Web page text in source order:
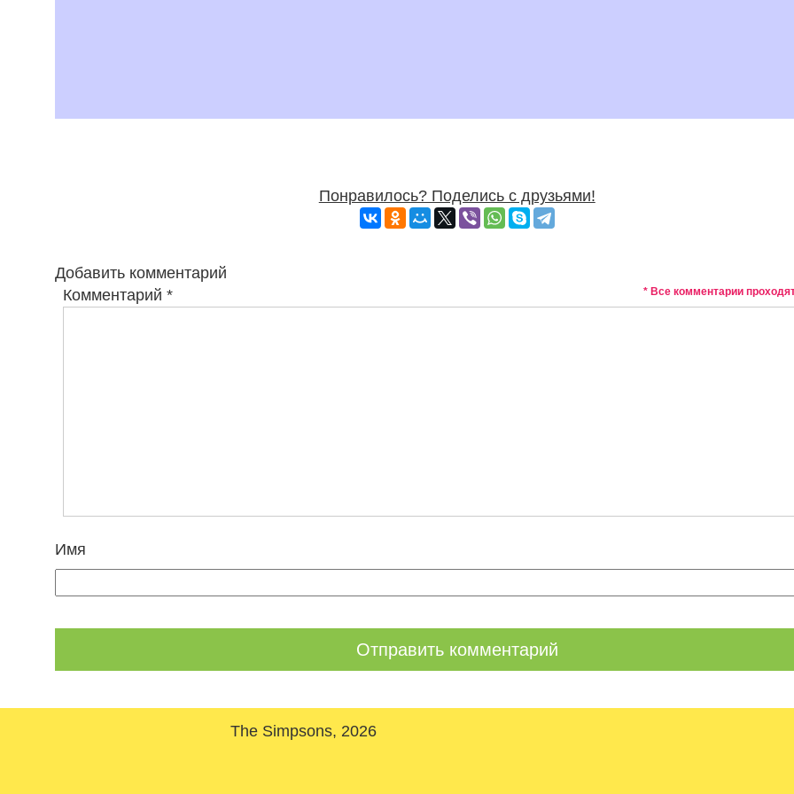
Понравилось? Поделись с друзьями!
Добавить комментарий
* Все комментарии
Комментарий*
Имя
The Simpsons, 2026